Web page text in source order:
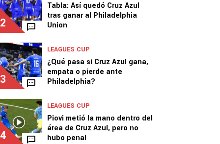
2
Tabla: Así quedó Cruz Azul
tras ganar al Philadelphia
Union
3
LEAGUES CUP
¿Qué pasa si Cruz Azul gana,
empata o pierde ante
Philadelphia?
4
LEAGUES CUP
Piovi metió la mano dentro del
área de Cruz Azul, pero no
hubo penal